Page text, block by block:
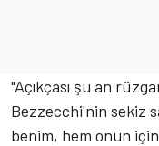
"Açıkçası şu an
Bezzecchi'nin sekiz
benim, hem onun